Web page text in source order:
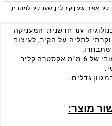
קיר אפור,שעון קיר לבן,שעון קיר למטבח,
הדפסת ישירה על זכוכית בטכנולוגיה uv חדשנית המעניקה
לתליה על הקיר, לעיצוב
שתבחרו.
קליר.
גדלים.
מוצר: